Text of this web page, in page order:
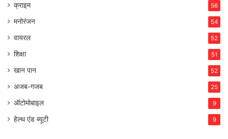
क्राइम 56
मनोरंजन 54
वायरल 52
शिक्षा 51
खान पान 52
अजब-गजब 25
ऑटोमोबाइल 9
हेल्थ एंड ब्यूटी 9